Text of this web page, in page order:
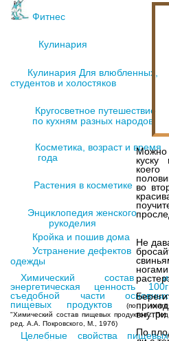
Фитнес
Кулинария
Кулинария Для влюбленных,
студентов и холостяков
Кругосветное путешествие
по кухням разных народов
Косметика, возраст и время
года
Растения в косметике
Энциклопедия женского
рукоделия
Кройка и пошив дома
Устранение дефектов
одежды
Химический состав и
энергетическая ценность 100г
съедобной части основных
пищевых продуктов
(по книге
"Химический состав пищевых продуктов". Под
ред. А.А. Покровского, М., 1976)
Целебные свойства пищевых
Можно
куску
во
Не
По